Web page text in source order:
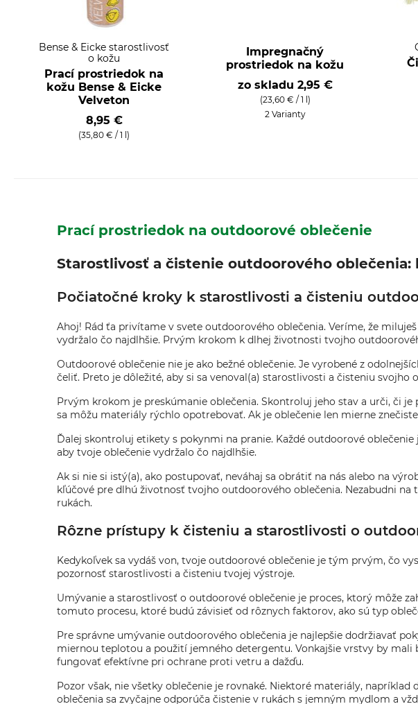
Bense & Eicke starostlivosť
o kožu
Prací prostriedok na
kožu Bense & Eicke
Velveton
8,95 €
(35,80 € / 1 l)
Impregnačný
prostriedok na kožu
zo skladu 2,95 €
(23,60 € / 1 l)
2 Varianty
Prací prostriedok na outdoorové oblečenie
Starostlivosť a čistenie outdoorového
Počiatočné kroky k starostlivosti a čisteniu
Ahoj! Rád ťa privítame v svete outdoorového oblečenia. Veríme, že
vydržalo čo najdlhšie. Prvým krokom k dlhej životnosti tvojho
Outdoorové oblečenie nie je ako bežné oblečenie. Je vyrobené z
čeliť. Preto je dôležité, aby si sa venoval(a) starostlivosti a čisteniu svojho
Prvým krokom je preskúmanie oblečenia. Skontroluj jeho stav a urči, či
sa môžu materiály rýchlo opotrebovať. Ak je oblečenie len mierne
Ďalej skontroluj etikety s pokynmi na pranie. Každé outdoorové
aby tvoje oblečenie vydržalo čo najdlhšie.
Ak si nie si istý(a), ako postupovať, neváhaj sa obrátiť na nás alebo na
kľúčové pre dlhú životnosť tvojho outdoorového oblečenia. Nezabudni
rukách.
Rôzne prístupy k čisteniu a starostlivosti o
Kedykoľvek sa vydáš von, tvoje outdoorové oblečenie je tým prvým, čo
pozornosť starostlivosti a čisteniu tvojej výstroje.
Umývanie a starostlivosť o outdoorové oblečenie je proces, ktorý môže
tomuto procesu, ktoré budú závisieť od rôznych faktorov, ako sú typ
Pre správne umývanie outdoorového oblečenia je najlepšie dodržiavať
miernou teplotou a použití jemného detergentu. Vonkajšie vrstvy by mali
fungovať efektívne pri ochrane proti vetru a dažďu.
Pozor však, nie všetky oblečenie je rovnaké. Niektoré materiály,
oblečenia sa zvyčajne odporúča čistenie v rukách s jemným mydlom a